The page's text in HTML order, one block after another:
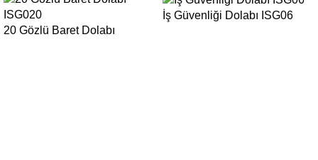
20 Gözlü Baret Dolabı
İş Güvenliği Dolabı ISG06